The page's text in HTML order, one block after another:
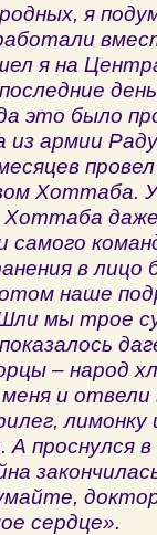
я
я на
это было
из армии
Хоттаба.
Хоттаба
самого
в лицо
наше
мы трое
– народ
и отвели
проснулся
сердце».